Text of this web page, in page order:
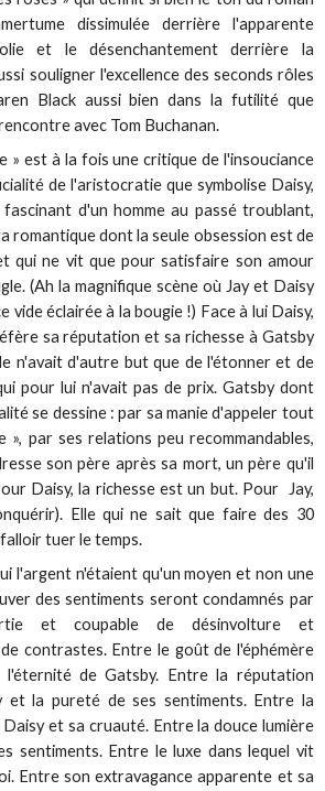
dissimulée derrière l'apparente
et le désenchantement derrière la
souligner l'excellence des seconds rôles
Black aussi bien dans la futilité que
avec Tom Buchanan.
» est à la fois une critique de l'insouciance
de l'aristocratie que symbolise Daisy,
d'un homme au passé troublant,
romantique dont la seule obsession est de
qui ne vit que pour satisfaire son amour
(Ah la magnifique scène où Jay et Daisy
vide éclairée à la bougie !) Face à lui Daisy,
sa réputation et sa richesse à Gatsby
n'avait d'autre but que de l'étonner et de
pour lui n'avait pas de prix. Gatsby dont
se dessine : par sa manie d'appeler tout
», par ses relations peu recommandables,
son père après sa mort, un père qu'il
Daisy, la richesse est un but. Pour Jay,
Elle qui ne sait que faire des 30
tuer le temps.
l'argent n'étaient qu'un moyen et non une
des sentiments seront condamnés par
et coupable de désinvolture et
contrastes. Entre le goût de l'éphémère
de Gatsby. Entre la réputation
et la pureté de ses sentiments. Entre la
et sa cruauté. Entre la douce lumière
sentiments. Entre le luxe dans lequel vit
Entre son extravagance apparente et sa